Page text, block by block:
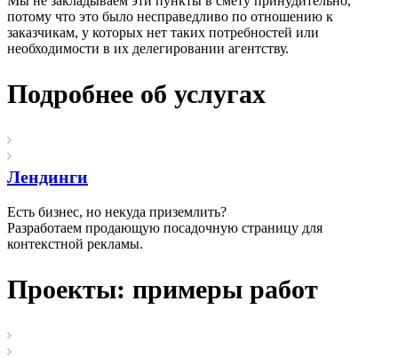
потому что это было несправедливо по отношению к
заказчикам, у которых нет таких потребностей или
необходимости в их делегировании агентству.
Подробнее об услугах
Лендинги
Есть бизнес, но некуда приземлить?
Разработаем продающую посадочную страницу для
контекстной рекламы.
Проекты: примеры работ